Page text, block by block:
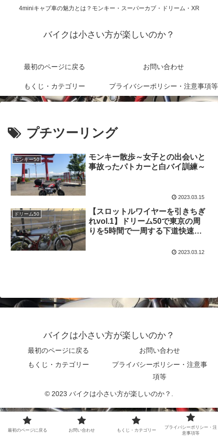
4miniキャブ車の魅力とは？モンキー・スーパーカブ・ドリーム・XR
バイクは小さい方が楽しいのか？
最初のページに戻る お問い合わせ
もくじ・カテゴリー プライバシーポリシー・注意事項等
プチツーリング
モンキー50
モンキー散歩～女子との出会いと
事故ったパトカーと白バイ訓練～
2023.03.15
ドリーム50
【スロットルワイヤーを引きちぎ
れvol.1】ドリーム50で東京の周
りを5時間で一周する下道快速ル
2023.03.12
バイクは小さい方が楽しいのか？
最初のページに戻る
お問い合わせ
もくじ・カテゴリー
プライバシーポリシー・注意事
項等
© 2023 バイクは小さい方が楽しいのか？.
最初のページに戻る お問い合わせ もくじ・カテゴリー
プライバシーポリシー・注
意事項等